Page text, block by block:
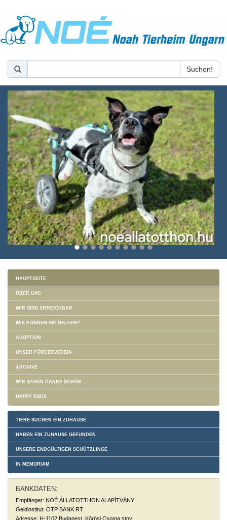
HAUPTSEITE
ÜBER UNS
WIR SIND ERREICHBAR
WIE KÖNNEN SIE HELFEN?
ADOPTION
UNSER FÖRDERVEREIN
ARCHIVE
WIR SAGEN DANKE SCHÖN
HAPPY ENDS
TIERE SUCHEN EIN ZUHAUSE
HABEN EIN ZUHAUSE GEFUNDEN
UNSERE ENDGÜLTIGEN SCHÜTZLINGE
IN MEMORIAM
BANKDATEN:
Empfänger: NOÉ ÁLLATOTTHON ALAPÍTVÁNY
Geldinstitut: OTP BANK RT
Adresse: H-1102 Budapest, Kőrösi Csoma stny.